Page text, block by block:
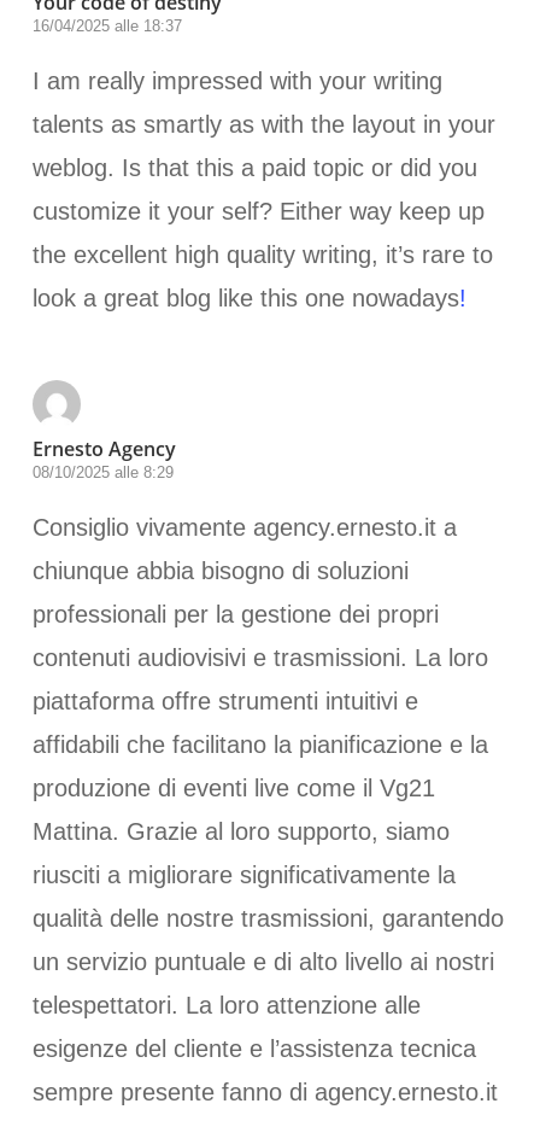
16/04/2025 alle 18:37
I am really impressed with your writing
talents as smartly as with the layout in your
weblog. Is that this a paid topic or did you
customize it your self? Either way keep up
the excellent high quality writing, it’s rare to
look a great blog like this one nowadays!
Ernesto Agency
08/10/2025 alle 8:29
Consiglio vivamente agency.ernesto.it a
chiunque abbia bisogno di soluzioni
professionali per la gestione dei propri
contenuti audiovisivi e trasmissioni. La loro
piattaforma offre strumenti intuitivi e
affidabili che facilitano la pianificazione e la
produzione di eventi live come il Vg21
Mattina. Grazie al loro supporto, siamo
riusciti a migliorare significativamente la
qualità delle nostre trasmissioni, garantendo
un servizio puntuale e di alto livello ai nostri
telespettatori. La loro attenzione alle
esigenze del cliente e l’assistenza tecnica
sempre presente fanno di agency.ernesto.it